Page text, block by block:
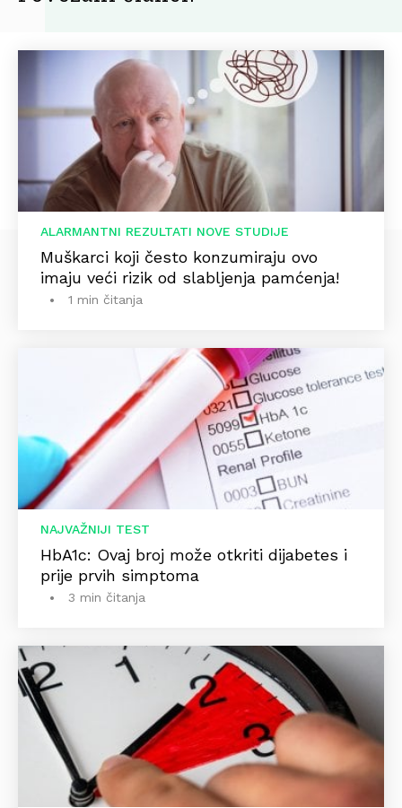
ALARMANTNI REZULTATI NOVE STUDIJE
Muškarci koji često konzumiraju ovo
imaju veći rizik od slabljenja pamćenja!
1 min čitanja
NAJVAŽNIJI TEST
HbA1c: Ovaj broj može otkriti dijabetes i
prije prvih simptoma
3 min čitanja